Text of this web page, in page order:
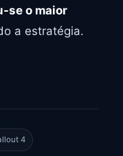
se o maior
a estratégia.
4